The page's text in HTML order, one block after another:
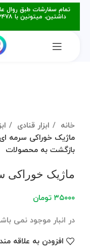
تمام سفارشات طبق روال
خانه
ابزار قنادی
ماژیک خوراکی سرمه ای
بازگشت به محصولات
ماژیک خوراکی
۳۵۰۰۰ تومان
در انبار موجود نمی
افزودن به علاقه